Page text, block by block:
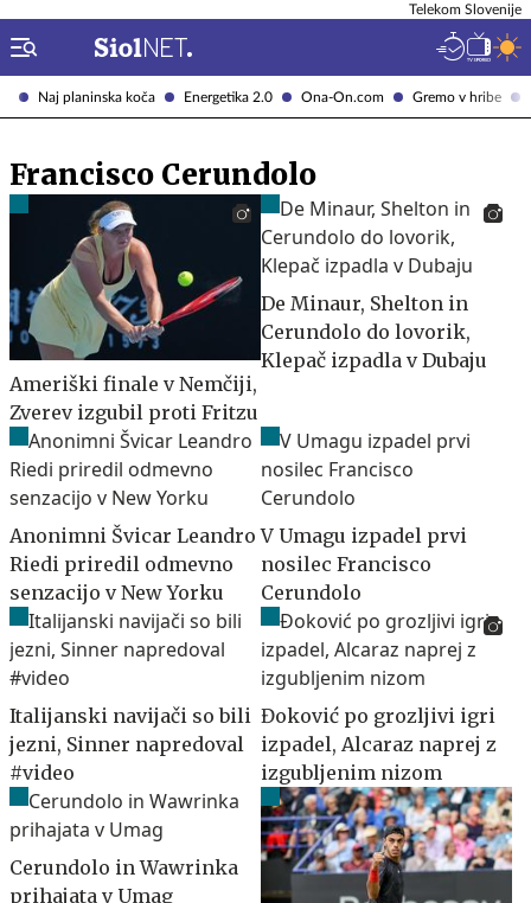
Naj planinska koča Energetika 2.0 Ona-On.com Gremo v hribe
Telekom Slovenije
Francisco Cerundolo
Ameriški finale v Nemčiji,
Zverev izgubil proti Fritzu
De Minaur, Shelton in
Cerundolo do lovorik,
Klepač izpadla v Dubaju
Anonimni Švicar Leandro
Riedi priredil odmevno
senzacijo v New Yorku
V Umagu izpadel prvi
nosilec Francisco
Cerundolo
Italijanski navijači so bili
jezni, Sinner napredoval
#video
Đoković po grozljivi igri
izpadel, Alcaraz naprej z
izgubljenim nizom
Cerundolo in Wawrinka
prihajata v Umag